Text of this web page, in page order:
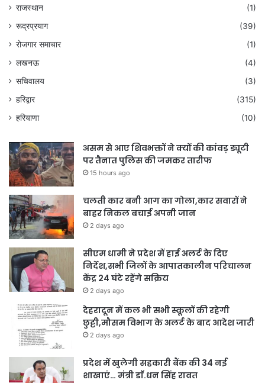
राजस्थान
(1)
रूद्रप्रयाग
(39)
रोजगार समाचार
(1)
लखनऊ
(4)
सचिवालय
(3)
हरिद्वार
(315)
हरियाणा
(10)
असम से आए शिवभक्तों ने क्यों की कांवड़ ड्यूटी
पर तैनात पुलिस की जमकर तारीफ
15 hours ago
चलती कार बनी आग का गोला,कार सवारों ने
बाहर निकल बचाई अपनी जान
2 days ago
सीएम धामी ने प्रदेश में हाई अलर्ट के दिए
निर्देश,सभी जिलों के आपातकालीन परिचालन
केंद्र 24 घंटे रहेंगे सक्रिय
2 days ago
देहरादून में कल भी सभी स्कूलों की रहेगी
छुट्टी,मौसम विभाग के अलर्ट के बाद आदेश जारी
2 days ago
प्रदेश में खुलेगी सहकारी बैंक की 34 नई
शाखाएं… मंत्री डाॅ.धन सिंह रावत